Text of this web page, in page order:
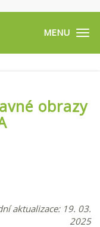
obrazy
aktualizace: 19. 03.
2025